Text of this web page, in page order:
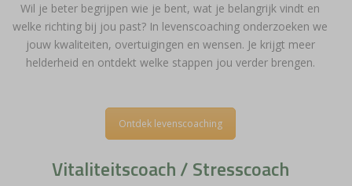
Wil je beter begrijpen wie je bent, wat je belangrijk vindt en
welke richting bij jou past? In levenscoaching onderzoeken we
jouw kwaliteiten, overtuigingen en wensen. Je krijgt meer
helderheid en ontdekt welke stappen jou verder brengen.
Ontdek levenscoaching
Vitaliteitscoach / Stresscoach